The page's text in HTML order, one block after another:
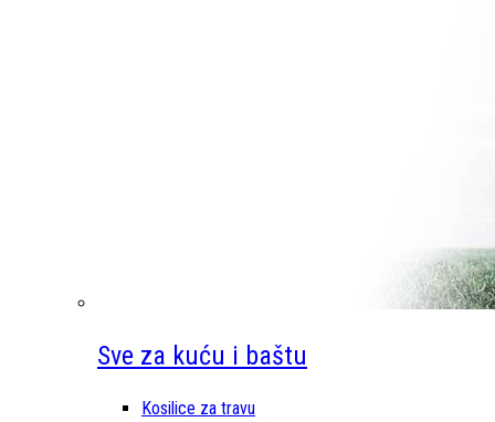
Sve za kuću i baštu
Kosilice za travu